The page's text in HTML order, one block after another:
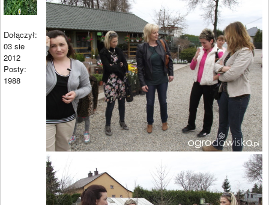
Dołączył:
03 sie
2012
Posty:
1988